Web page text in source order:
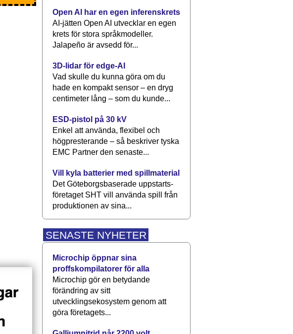
Open AI har en egen inferenskrets
AI-jätten Open AI utvecklar en egen
krets för stora språkmodeller.
Jalapeño är avsedd för...
3D-lidar för edge-AI
Vad skulle du kunna göra om du
hade en kompakt sensor – en dryg
centimeter lång – som du kunde...
ESD-pistol på 30 kV
Enkel att använda, flexibel och
högpresterande – så beskriver tyska
EMC Partner den senaste...
Vill kyla batterier med spillmaterial
Det Göteborgsbaserade upp­starts­
företaget SHT vill använda spill från
produktionen av sina...
SENASTE NYHETER
Microchip öppnar sina
proffskompilatorer för alla
Microchip gör en betydande
förändring av sitt
utvecklingsekosystem genom att
göra företagets...